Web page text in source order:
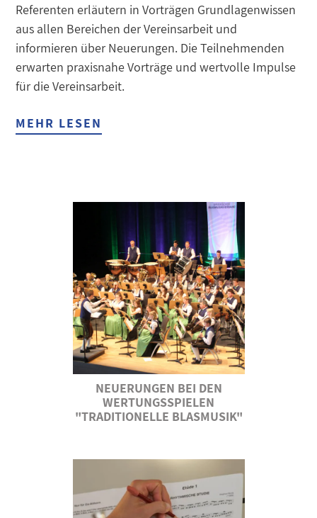
Referenten erläutern in Vorträgen Grundlagenwissen
aus allen Bereichen der Vereinsarbeit und
informieren über Neuerungen. Die Teilnehmenden
erwarten praxisnahe Vorträge und wertvolle Impulse
für die Vereinsarbeit.
MEHR LESEN
NEUERUNGEN BEI DEN
WERTUNGSSPIELEN
"TRADITIONELLE BLASMUSIK"